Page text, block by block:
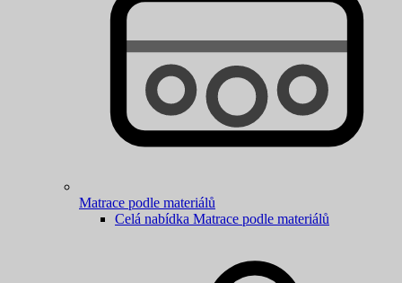
Matrace podle materiálů
Celá nabídka Matrace podle materiálů